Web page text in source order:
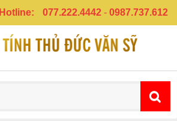
Hotline: 077.222.4442 - 0987.737.612